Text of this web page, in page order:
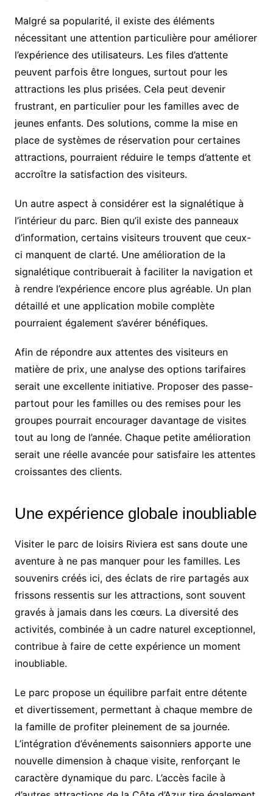
Malgré sa popularité, il existe des éléments
nécessitant une attention particulière pour améliorer
l’expérience des utilisateurs. Les files d’attente
peuvent parfois être longues, surtout pour les
attractions les plus prisées. Cela peut devenir
frustrant, en particulier pour les familles avec de
jeunes enfants. Des solutions, comme la mise en
place de systèmes de réservation pour certaines
attractions, pourraient réduire le temps d’attente et
accroître la satisfaction des visiteurs.
Un autre aspect à considérer est la signalétique à
l’intérieur du parc. Bien qu’il existe des panneaux
d’information, certains visiteurs trouvent que ceux-
ci manquent de clarté. Une amélioration de la
signalétique contribuerait à faciliter la navigation et
à rendre l’expérience encore plus agréable. Un plan
détaillé et une application mobile complète
pourraient également s’avérer bénéfiques.
Afin de répondre aux attentes des visiteurs en
matière de prix, une analyse des options tarifaires
serait une excellente initiative. Proposer des passe-
partout pour les familles ou des remises pour les
groupes pourrait encourager davantage de visites
tout au long de l’année. Chaque petite amélioration
serait une réelle avancée pour satisfaire les attentes
croissantes des clients.
Une expérience globale inoubliable
Visiter le parc de loisirs Riviera est sans doute une
aventure à ne pas manquer pour les familles. Les
souvenirs créés ici, des éclats de rire partagés aux
frissons ressentis sur les attractions, sont souvent
gravés à jamais dans les cœurs. La diversité des
activités, combinée à un cadre naturel exceptionnel,
contribue à faire de cette expérience un moment
inoubliable.
Le parc propose un équilibre parfait entre détente
et divertissement, permettant à chaque membre de
la famille de profiter pleinement de sa journée.
L’intégration d’événements saisonniers apporte une
nouvelle dimension à chaque visite, renforçant le
caractère dynamique du parc. L’accès facile à